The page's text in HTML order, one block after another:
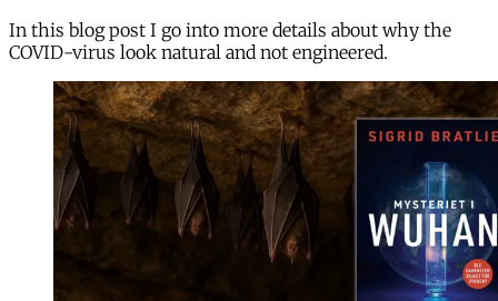
In this blog post I go into more details about why the
COVID-virus look natural and not engineered.